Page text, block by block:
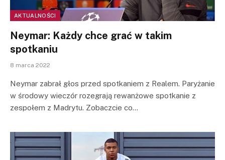
AKTUALNOŚCI
Neymar: Każdy chce grać w takim
spotkaniu
8 marca 2022
Neymar zabrał głos przed spotkaniem z Realem. Paryżanie
w środowy wieczór rozegrają rewanżowe spotkanie z
zespołem z Madrytu. Zobaczcie co…